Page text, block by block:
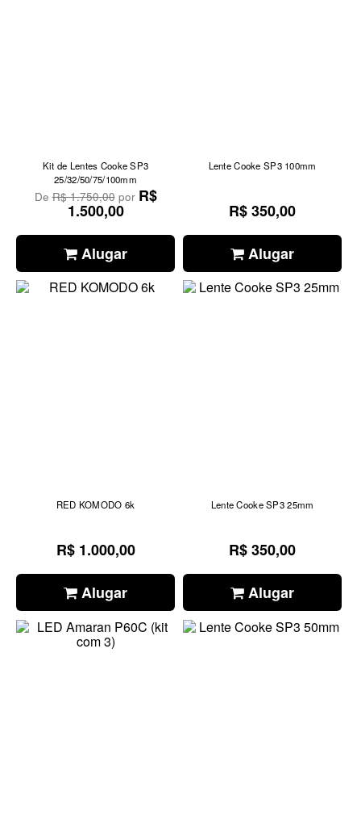
Kit de Lentes Cooke SP3
25/32/50/75/100mm
DeR$ 1.750,00por R$
1.500,00
Alugar
Lente Cooke SP3 100mm
R$ 350,00
Alugar
RED KOMODO 6k
R$ 1.000,00
Alugar
Lente Cooke SP3 25mm
R$ 350,00
Alugar